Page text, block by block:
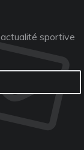
sportive